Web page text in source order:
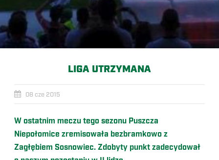
LIGA UTRZYMANA
08 cze 2015
W ostatnim meczu tego sezonu Puszcza
Niepołomice zremisowała bezbramkowo z
Zagłębiem Sosnowiec. Zdobyty punkt zadecydował